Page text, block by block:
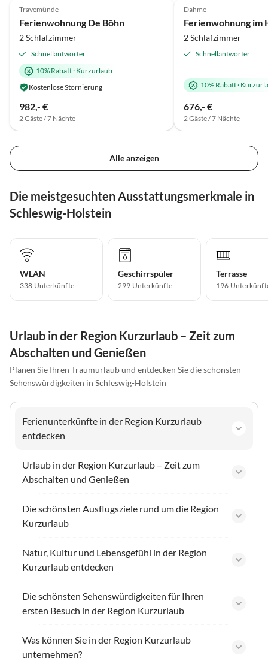
Travemünde
Ferienwohnung De Böhn
2 Schlafzimmer
Schnellantworter
10% Rabatt· Kurzurlaub
Kostenlose Stornierung
982,- €
2 Gäste / 7 Nächte
Dahme
2 Schlafzimmer
Schnellantworter
10% Rabatt·
676,- €
2 Gäste / 7 Nächte
Alle anzeigen
Die meistgesuchten Ausstattungsmerkmale in
Schleswig-Holstein
WLAN
338 Unterkünfte
Geschirrspüler
299 Unterkünfte
Terrasse
196
Urlaub in der Region Kurzurlaub – Zeit zum
Abschalten und Genießen
Planen Sie Ihren Traumurlaub und entdecken Sie die schönsten
Sehenswürdigkeiten in Schleswig-Holstein
Ferienunterkünfte in der Region Kurzurlaub
entdecken
Urlaub in der Region Kurzurlaub – Zeit zum
Abschalten und Genießen
Die schönsten Ausflugsziele rund um die Region
Kurzurlaub
Natur, Kultur und Lebensgefühl in der Region
Kurzurlaub entdecken
Die schönsten Sehenswürdigkeiten für Ihren
ersten Besuch in der Region Kurzurlaub
Was können Sie in der Region Kurzurlaub
unternehmen?